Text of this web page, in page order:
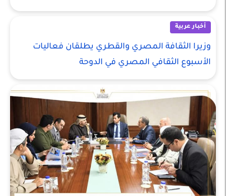
أخبار عربية
وزيرا الثقافة المصري والقطري يطلقان فعاليات
الأسبوع الثقافي المصري في الدوحة